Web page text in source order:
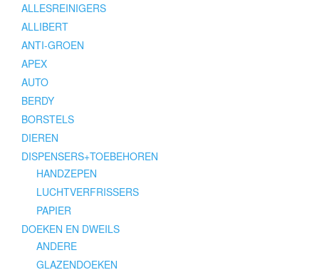
ALLESREINIGERS
ALLIBERT
ANTI-GROEN
APEX
AUTO
BERDY
BORSTELS
DIEREN
DISPENSERS+TOEBEHOREN
HANDZEPEN
LUCHTVERFRISSERS
PAPIER
DOEKEN EN DWEILS
ANDERE
GLAZENDOEKEN